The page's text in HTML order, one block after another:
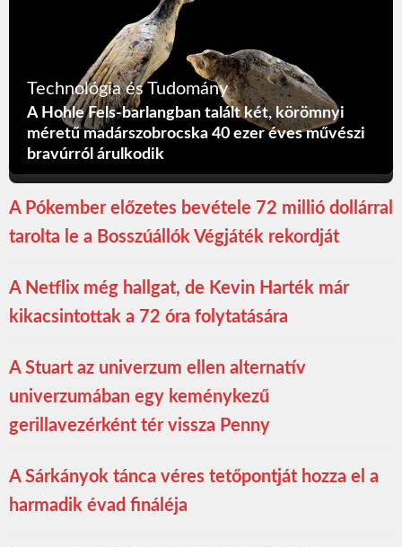
Technológia és Tudomány
A Hohle Fels-barlangban talált két, körömnyi
méretű madárszobrocska 40 ezer éves művészi
bravúrról árulkodik
A Pókember előzetes bevétele 72 millió dollárral
tarolta le a Bosszúállók Végjáték rekordját
A Netflix még hallgat, de Kevin Harték már
kikacsintottak a 72 óra folytatására
A Stuart az univerzum ellen alternatív
univerzumában egy keménykezű
gerillavezérként tér vissza Penny
A Sárkányok tánca véres tetőpontját hozza el a
harmadik évad fináléja